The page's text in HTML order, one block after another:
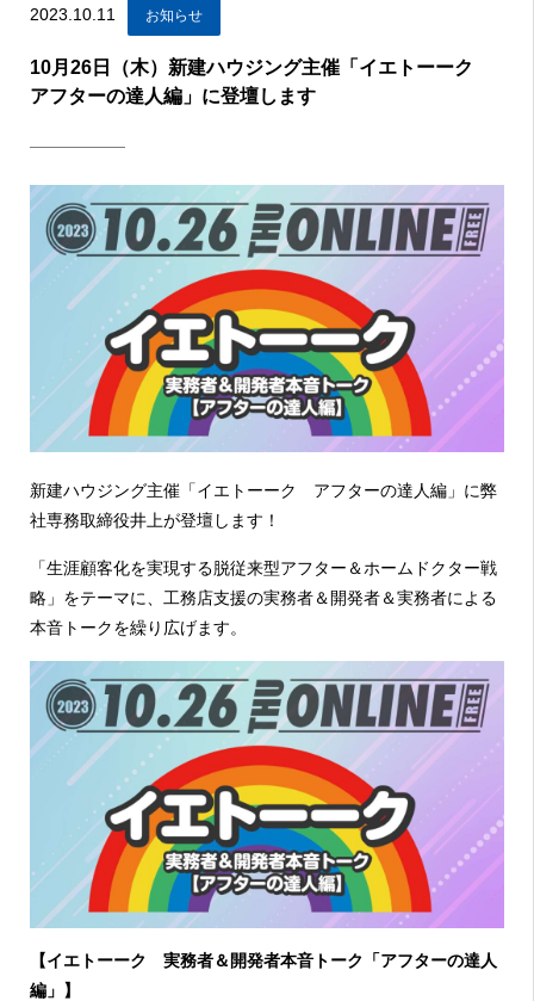
2023.10.11 お知らせ
10月26日（木）新建ハウジング主催「イエトーーク
アフターの達人編」に登壇します
新建ハウジング主催「イエトーーク アフターの達人編」に弊
社専務取締役井上が登壇します！
「生涯顧客化を実現する脱従来型アフター＆ホームドクター戦
略」をテーマに、工務店支援の実務者＆開発者＆実務者による
本音トークを繰り広げます。
【イエトーーク 実務者＆開発者本音トーク「アフターの達人
編」】